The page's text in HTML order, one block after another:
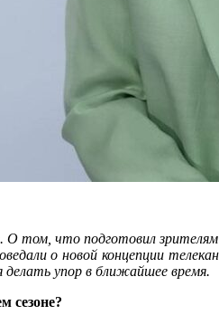
О том, что подготовил
о новой концепции
упор в ближайшее время.
сезоне?